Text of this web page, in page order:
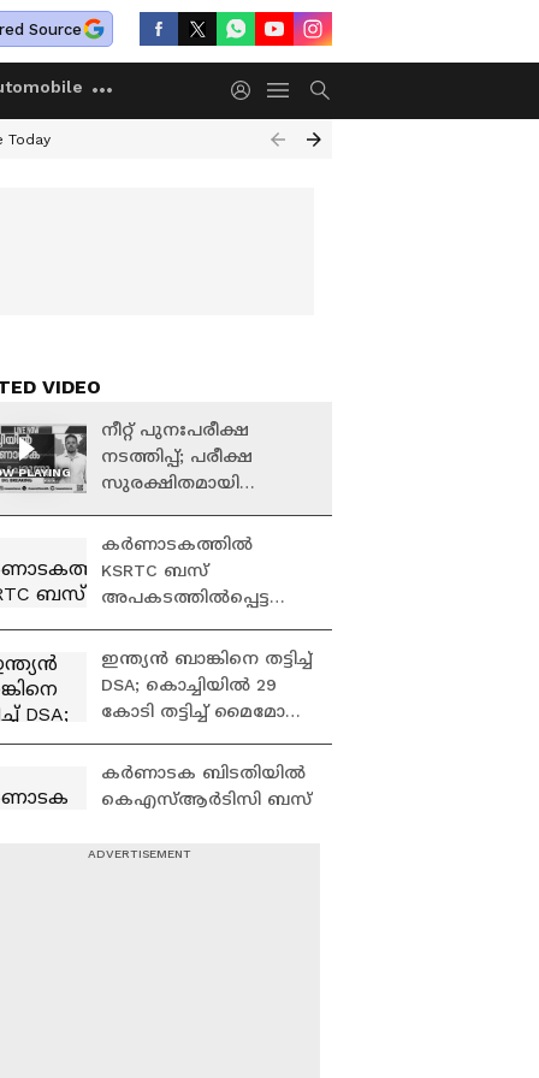
Source
Today
VIDEO
PLAYING
നീറ്റ് പുനഃപരീക്ഷ
നടത്തിപ്പ്; പരീക്ഷ
സുരക്ഷിതമായി
ഏൽപ്പിക്കുമെന്ന്
സൂചന | NEET exam
കർണാടകത്തിൽ
KSRTC ബസ്
അപകടത്തിൽപ്പെട്ട
ഡ്രൈവർ ഡ്യൂട്ടിയാണ്
അപകടകാരണമെന്ന്
ജീവനക്കാർ
ഇന്ത്യൻ ബാങ്കിനെ തട്ടിച്ച്
DSA; കൊച്ചിയിൽ 29
കോടി തട്ടിച്ച് മൈമോ
സർവീസസ് | Indian
കർണാടക ബിടതിയിൽ
കെഎസ്ആർടിസി ബസ്
അപകടം;